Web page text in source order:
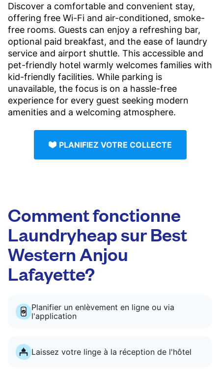
Discover a comfortable and convenient stay,
offering free Wi-Fi and air-conditioned, smoke-
free rooms. Guests can enjoy a refreshing bar,
optional paid breakfast, and the ease of laundry
service and airport shuttle. This accessible and
pet-friendly hotel warmly welcomes families with
kid-friendly facilities. While parking is
unavailable, the focus is on a hassle-free
experience for every guest seeking modern
amenities and a welcoming atmosphere.
PLANIFIEZ VOTRE COLLECTE
Comment fonctionne
Laundryheap sur Best
Western Anjou
Lafayette?
Planifier un enlèvement en ligne ou via
l'application
Laissez votre linge à la réception de l'hôtel